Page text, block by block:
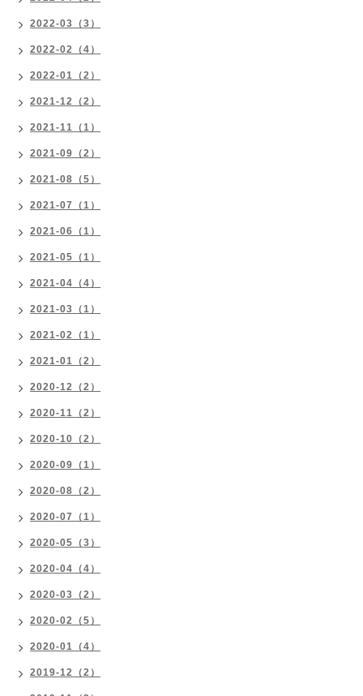
2022-03（3）
2022-02（4）
2022-01（2）
2021-12（2）
2021-11（1）
2021-09（2）
2021-08（5）
2021-07（1）
2021-06（1）
2021-05（1）
2021-04（4）
2021-03（1）
2021-02（1）
2021-01（2）
2020-12（2）
2020-11（2）
2020-10（2）
2020-09（1）
2020-08（2）
2020-07（1）
2020-05（3）
2020-04（4）
2020-03（2）
2020-02（5）
2020-01（4）
2019-12（2）